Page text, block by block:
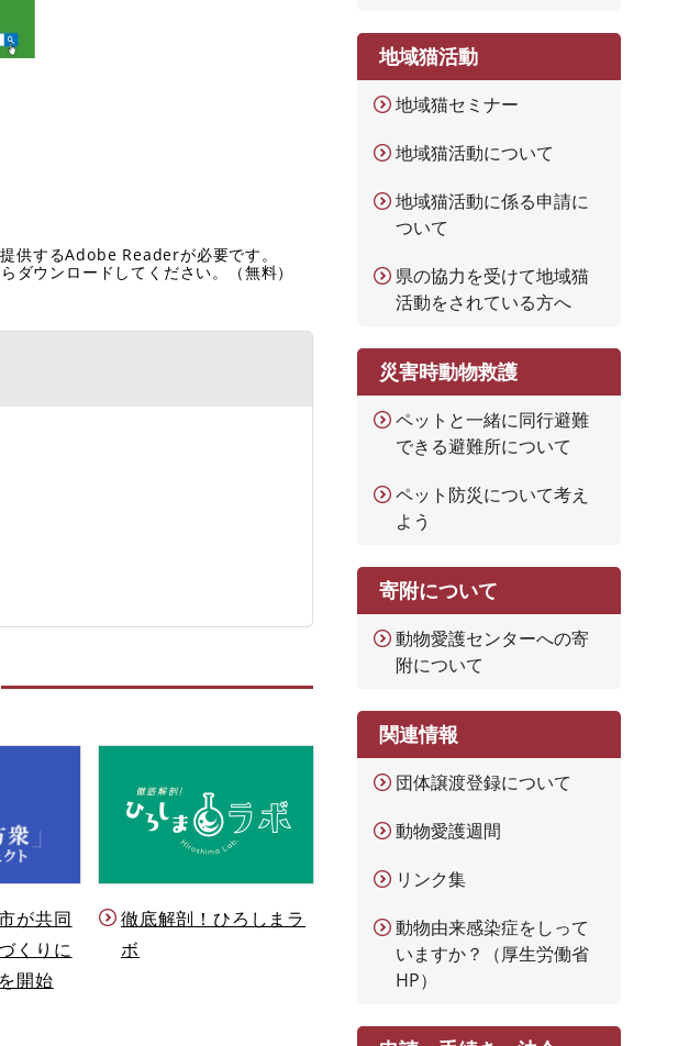
供するAdobe Readerが必要です。
ウンロードしてください。（無料）
が共同
くりに
開始
徹底解剖！ひろしまラ
ボ
地域猫活動
地域猫セミナー
地域猫活動について
地域猫活動に係る申請に
ついて
県の協力を受けて地域猫
活動をされている方へ
災害時動物救護
ペットと一緒に同行避難
できる避難所について
ペット防災について考え
よう
寄附について
動物愛護センターへの寄
附について
関連情報
団体譲渡登録について
動物愛護週間
リンク集
動物由来感染症をしって
いますか？（厚生労働省
HP）